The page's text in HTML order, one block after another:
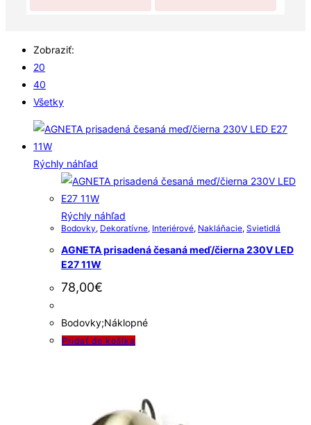
Zobraziť:
20
40
Všetky
Rýchly náhľad
Rýchly náhľad
Bodovky, Dekoratívne, Interiérové, Nakláňacie, Svietidlá
AGNETA prisadená česaná meď/čierna 230V LED
E27 11W
78,00€
Bodovky;Náklopné
Pridať do košíka